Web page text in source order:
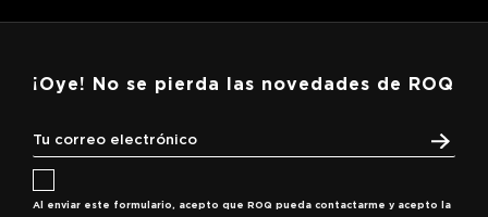
¡Oye! No se pierda las novedades de ROQ
Al enviar este formulario, acepto que ROQ pueda contactarme y acepto la